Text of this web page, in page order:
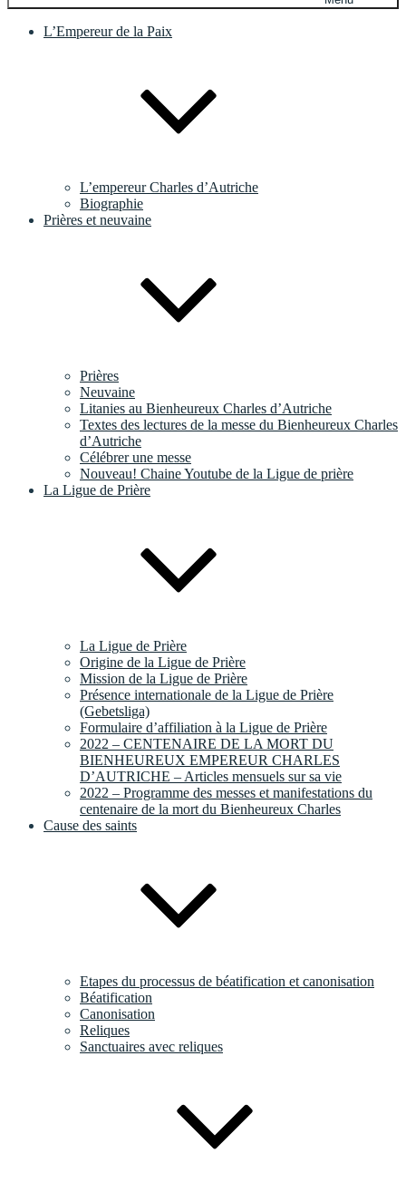
L’Empereur de la Paix
L’empereur Charles d’Autriche
Biographie
Prières et neuvaine
Prières
Neuvaine
Litanies au Bienheureux Charles d’Autriche
Textes des lectures de la messe du Bienheureux Charles
d’Autriche
Célébrer une messe
Nouveau! Chaine Youtube de la Ligue de prière
La Ligue de Prière
La Ligue de Prière
Origine de la Ligue de Prière
Mission de la Ligue de Prière
Présence internationale de la Ligue de Prière
(Gebetsliga)
Formulaire d’affiliation à la Ligue de Prière
2022 – CENTENAIRE DE LA MORT DU
BIENHEUREUX EMPEREUR CHARLES
D’AUTRICHE – Articles mensuels sur sa vie
2022 – Programme des messes et manifestations du
centenaire de la mort du Bienheureux Charles
Cause des saints
Etapes du processus de béatification et canonisation
Béatification
Canonisation
Reliques
Sanctuaires avec reliques